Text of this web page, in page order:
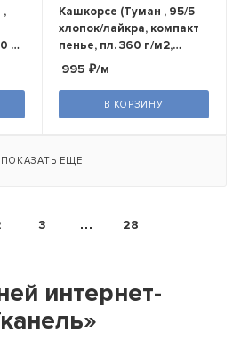
,
г/
Кашкорсе (Туман , 95/5
хлопок/лайкра, компакт
пенье, пл. 360 г/м2,
шир.120 см)
995 ₽/м
В КОРЗИНУ
ПОКАЗАТЬ ЕЩЕ
3 28
интернет-